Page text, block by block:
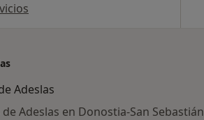
Adeslas
Adeslas en Donostia-San Sebastián